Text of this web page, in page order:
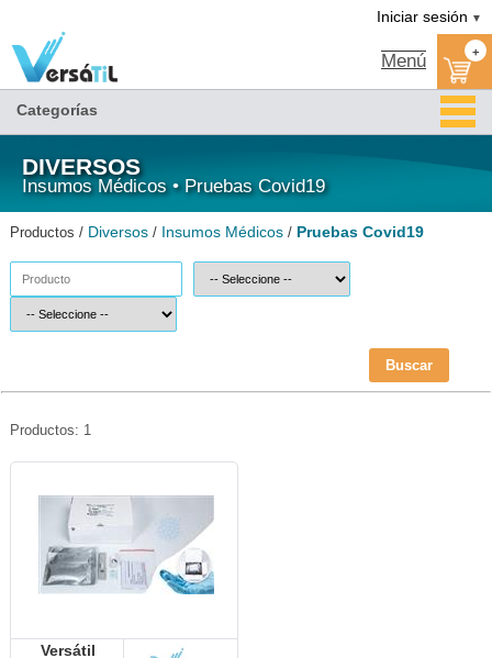
Iniciar sesión ▼
Menú +
Categorías
DIVERSOS
Insumos Médicos • Pruebas Covid19
Productos / Diversos / Insumos Médicos / Pruebas Covid19
Buscar
Productos: 1
Versátil